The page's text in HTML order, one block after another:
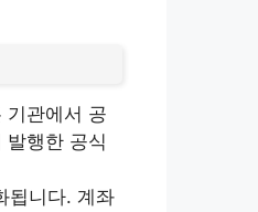
기관에서 공
행한 공식
됩니다. 계좌